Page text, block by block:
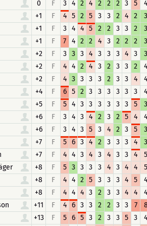
0 F 3 4 2 4 2 2 2 3 5
4
+1 F 4 5 2 5 3 3 2 4 2
3
+1 F 3 4 4 5 2 2 3 3 2
3
+1 F 7 4 2 2 4 3 2 2 2
3
+2 F 3 3 3 4 3 3 3 4 3
3
+2 F 4 4 2 4 3 2 3 3 2
4
+2 F 4 3 3 3 3 2 3 3 4
4
+4 F 6 5 2 3 3 3 3 3 3
4
+5 F 5 4 3 3 3 3 3 3 5
3
+6 F 3 4 3 4 2 3 2 5 4
4
+6 F 3 4 3 5 3 4 2 3 5
3
+7 F 5 6 3 4 2 3 3 3 4
3
+7 F 4 4 3 4 3 4 3 3 4
5
+8 F 5 3 3 3 3 4 3 4 4
5
+8 F 4 4 2 5 3 3 3 4 5
4
+8 F 4 4 4 3 2 3 3 4 4
4
+11 F 4 6 3 3 2 2 3 3 7
+13 F 5 6 5 3 2 3 3 5 3
4